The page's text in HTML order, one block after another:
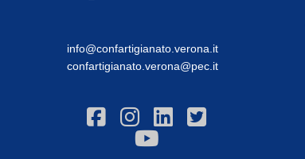
info@confartigianato.verona.it
confartigianato.verona@pec.it